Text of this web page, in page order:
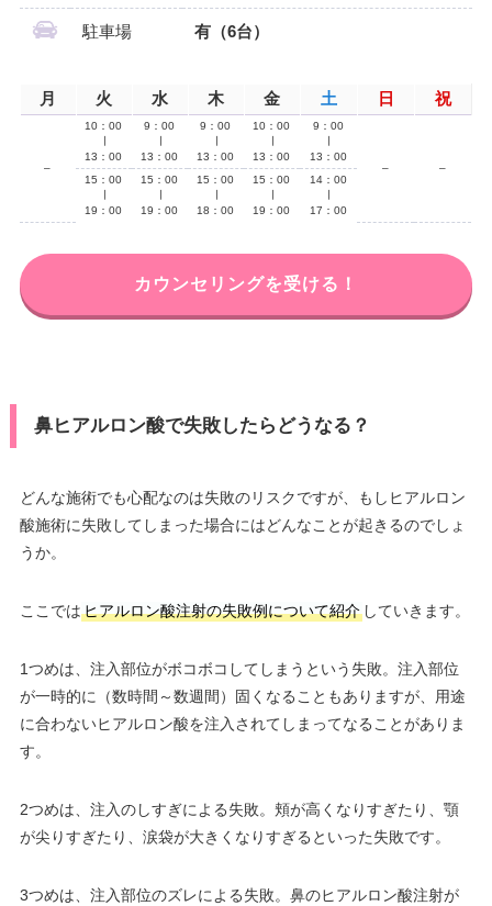
駐車場 有（6台）
月 火 水 木 金 土 日 祝
–
10：00
13：00
9：00
13：00
9：00
13：00
10：00
13：00
9：00
13：00
–
–
15：00
19：00
15：00
19：00
15：00
18：00
15：00
19：00
14：00
17：00
カウンセリングを受ける！
鼻ヒアルロン酸で失敗したらどうなる？
どんな施術でも心配なのは失敗のリスクですが、もしヒアルロン
酸施術に失敗してしまった場合にはどんなことが起きるのでしょ
うか。
ここではヒアルロン酸注射の失敗例について紹介していきます。
1つめは、注入部位がボコボコしてしまうという失敗。注入部位
が一時的に（数時間～数週間）固くなることもありますが、用途
に合わないヒアルロン酸を注入されてしまってなることがありま
す。
2つめは、注入のしすぎによる失敗。頬が高くなりすぎたり、顎
が尖りすぎたり、涙袋が大きくなりすぎるといった失敗です。
3つめは、注入部位のズレによる失敗。鼻のヒアルロン酸注射が